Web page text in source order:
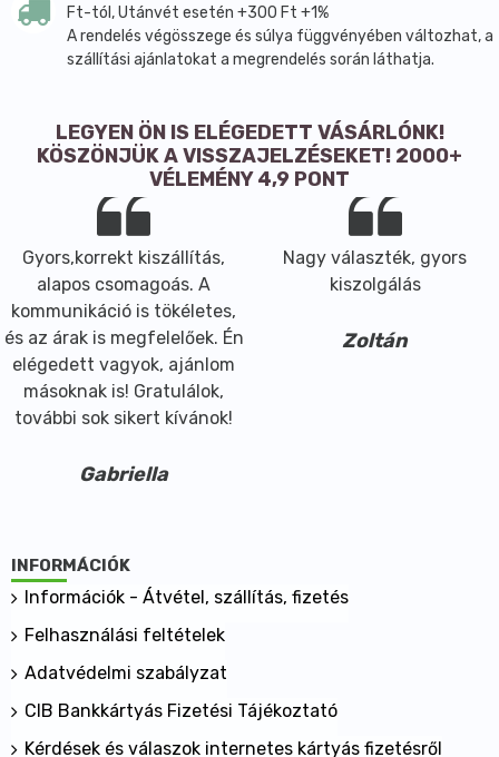
Ft-tól, Utánvét esetén +300 Ft +1%
A rendelés végösszege és súlya függvényében változhat, a
szállítási ajánlatokat a megrendelés során láthatja.
LEGYEN ÖN IS ELÉGEDETT VÁSÁRLÓNK!
KÖSZÖNJÜK A VISSZAJELZÉSEKET! 2000+
VÉLEMÉNY 4,9 PONT
Gyors,korrekt kiszállítás,
alapos csomagoás. A
kommunikáció is tökéletes,
és az árak is megfelelőek. Én
elégedett vagyok, ajánlom
másoknak is! Gratulálok,
további sok sikert kívánok!
Gabriella
Nagy választék, gyors
kiszolgálás
Zoltán
INFORMÁCIÓK
Információk - Átvétel, szállítás, fizetés
Felhasználási feltételek
Adatvédelmi szabályzat
CIB Bankkártyás Fizetési Tájékoztató
Kérdések és válaszok internetes kártyás fizetésről